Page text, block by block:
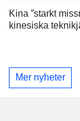
Kina ”starkt
kinesiska
Mer nyheter